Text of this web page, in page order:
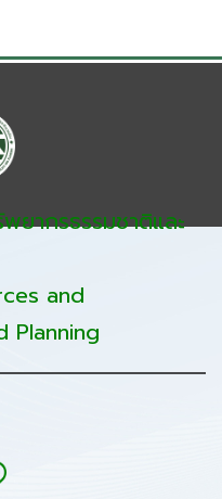
ยากรธรรมชาติและ
and
Planning